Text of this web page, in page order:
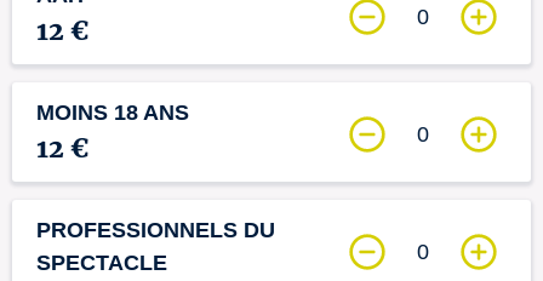
12 € 0
MOINS 18 ANS
12 € 0
PROFESSIONNELS DU
SPECTACLE
0